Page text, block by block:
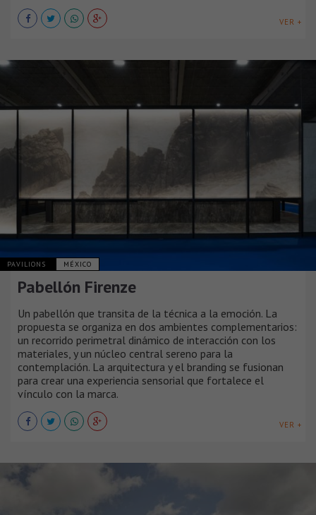
VER +
PAVILIONS MÉXICO
Pabellón Firenze
Un pabellón que transita de la técnica a la emoción. La
propuesta se organiza en dos ambientes complementarios:
un recorrido perimetral dinámico de interacción con los
materiales, y un núcleo central sereno para la
contemplación. La arquitectura y el branding se fusionan
para crear una experiencia sensorial que fortalece el
vínculo con la marca.
VER +